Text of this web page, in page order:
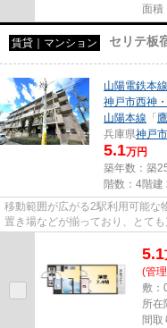
面積
賃貸｜マンション セリテ板
山陽電鉄本線
神戸市西神
山陽本線 「
兵庫県神戸
5.1万円
築年数：築
階数：4階建
移動範囲が広がる2駅利用可能な
置き場などが揃っており、とて
5.1
(管
敷：
所在
間取